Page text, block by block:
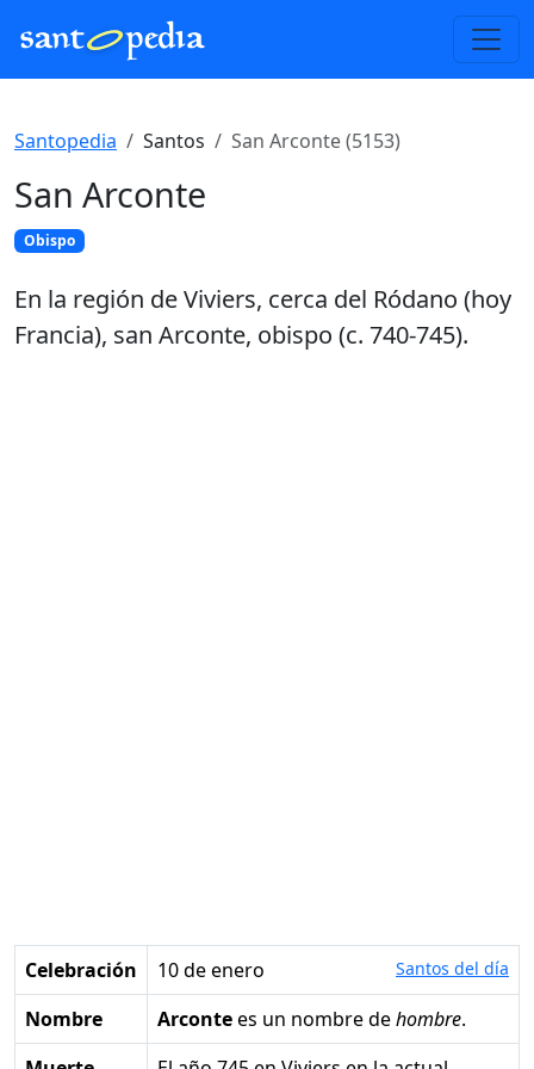
Santopedia Santos San Arconte (5153)
San Arconte
Obispo
En la región de Viviers, cerca del Ródano (hoy
Francia), san Arconte, obispo (c. 740-745).
Celebración 10 de enero Santos del día
Nombre Arcontees un nombre dehombre.